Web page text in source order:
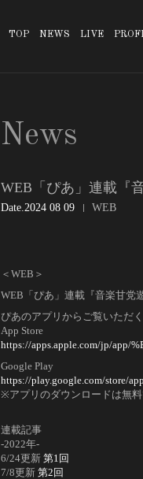
TOP NEWS LIVE
News
WEB「ぴあ」連載『
Date 2024 08 09 WEB
＜WEB＞
WEB「ぴあ」連載『音楽甘党
ぴあのアプリからご覧いただ
App Store
https://apps.apple.com/jp/app/
Google Play
https://play.google.com/store/
※アプリのダウンロードは無料
連載記事
-2022年-
6/24更新 第1回
7/8更新 第2回